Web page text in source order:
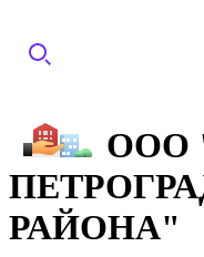
ООО
РАЙОНА"